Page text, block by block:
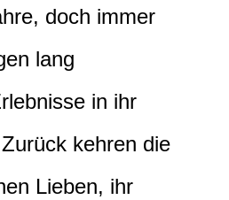
doch immer
lang
in ihr
kehren die
Lieben, ihr